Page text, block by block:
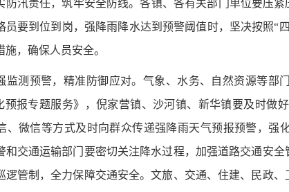
防汛责任，筑牢安全防线。各镇、各有关部门单位要压
员要到位到岗，强降雨降水达到预警阈值时，坚决按照“
，确保人员安全。
监测预警，精准防御应对。 气象、水务、自然资源等部
预报专题服务》， 倪家营镇、沙河镇、新华镇要及时做
、微信等方式及时向群众传递强降雨天气预报预警，强
和交通运输部门要密切关注降水过程，加强道路交通安
逻管制，全力保障交通安全。文旅、交通、住建、民政